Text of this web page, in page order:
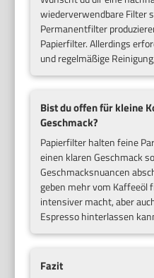
wiederverwendbare Filter
Permanentfilter
Papierfilter. Allerdings
und regelmäßige
Bist du offen für kleine
Geschmack?
Papierfilter halten feine
einen klaren Geschmack
Geschmacksnuancen
geben mehr vom Kaffeeöl
intensiver macht, aber
Espresso hinterlassen
Fazit